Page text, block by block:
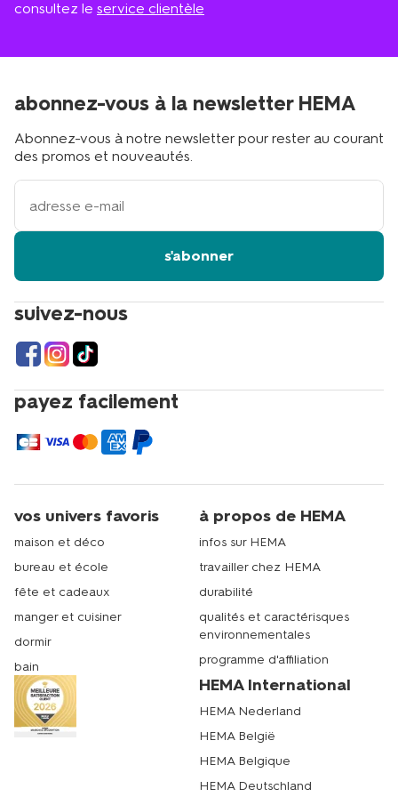
consultez le service clientèle
suivez-nous
payez facilement
abonnez-vous à la newsletter HEMA
Abonnez-vous à notre newsletter pour rester au courant
des promos et nouveautés.
votre
adresse
s'abonner
vos univers favoris
maison et déco
bureau et école
fête et cadeaux
manger et cuisiner
dormir
bain
à propos de HEMA
infos sur HEMA
travailler chez HEMA
durabilité
qualités et caractérisques
environnementales
programme d'affiliation
HEMA International
HEMA Nederland
HEMA België
HEMA Belgique
HEMA Deutschland